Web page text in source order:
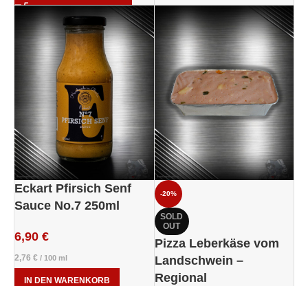
Eckart Pfirsich Senf
Sauce No.7 250ml
6,90 €
2,76 € / 100 ml
IN DEN WARENKORB
-20%
SOLD
OUT
Pizza Leberkäse vom
Landschwein –
Regional